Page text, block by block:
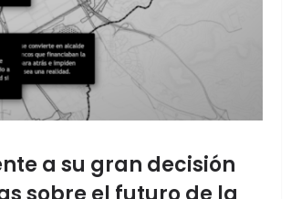
a su gran decisión